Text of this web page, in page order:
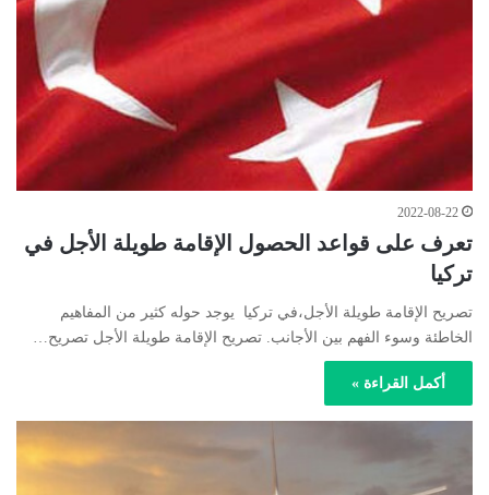
2022-08-22
تعرف على قواعد الحصول الإقامة طويلة الأجل في
تركيا
تصريح الإقامة طويلة الأجل،في تركيا يوجد حوله كثير من المفاهيم
الخاطئة وسوء الفهم بين الأجانب. تصريح الإقامة طويلة الأجل تصريح…
أكمل القراءة »